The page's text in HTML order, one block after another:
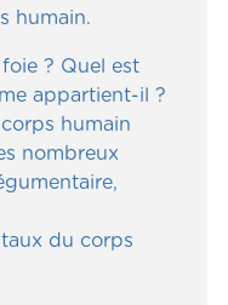
humain.
? Quel est
appartient-il ?
humain
nombreux
du corps